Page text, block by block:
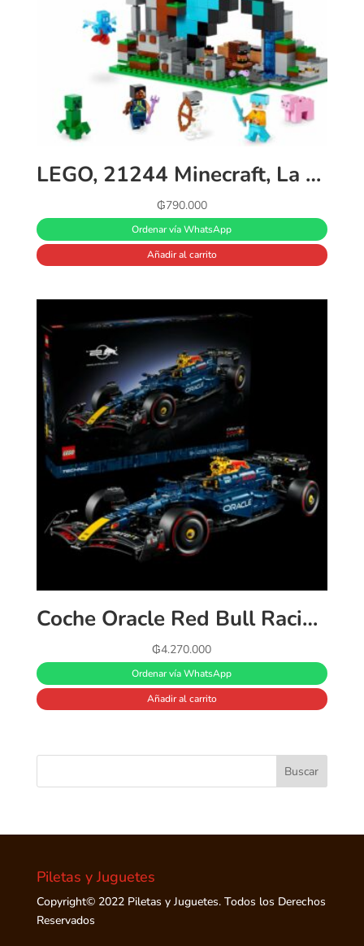
LEGO, 21244 Minecraft, La Fortificación-Espada, Juguete de Construcción, Mini Figuras Creeper, Soldado, Guerrero y Esqueleto, Regalo Niños y Niñas, Multicolor
₲790.000
Ordenar vía WhatsApp
Añadir al carrito
Coche Oracle Red Bull Racing RB20 F1 Lego Red Bull 42206 1639 piezas
₲4.270.000
Ordenar vía WhatsApp
Añadir al carrito
Piletas y Juguetes
Copyright© 2022 Piletas y Juguetes. Todos los Derechos
Reservados